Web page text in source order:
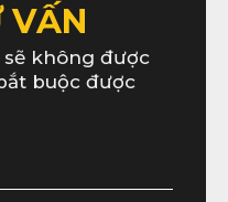
VẤN
không được
buộc được